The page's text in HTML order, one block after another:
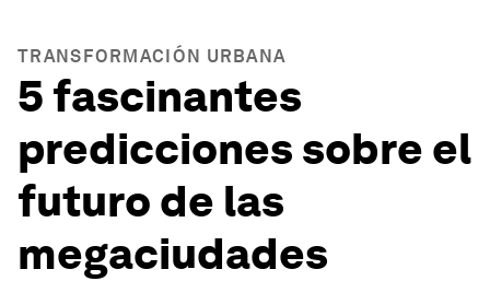
TRANSFORMACIÓN URBANA
5 fascinantes
predicciones sobre el
futuro de las
megaciudades